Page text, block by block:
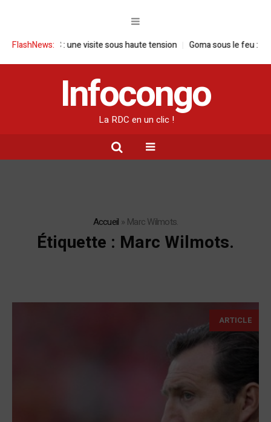
FlashNews:
RDC : une visite sous haute tension Goma sous le feu : la
Infocongo
La RDC en un clic !
Accueil » Marc Wilmots.
Étiquette : Marc Wilmots.
ARTICLE